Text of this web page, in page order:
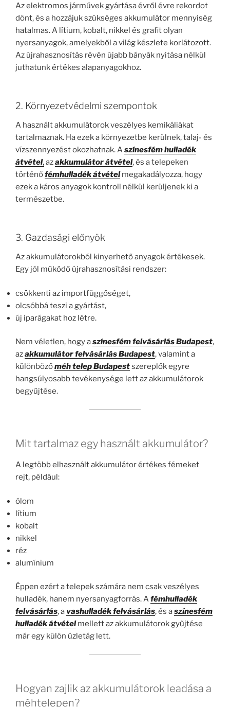
Az elektromos járművek gyártása évről évre rekordot
dönt, és a hozzájuk szükséges akkumulátor mennyiség
hatalmas. A lítium, kobalt, nikkel és grafit olyan
nyersanyagok, amelyekből a világ készlete korlátozott.
Az újrahasznosítás révén újabb bányák nyitása nélkül
juthatunk értékes alapanyagokhoz.
2. Környezetvédelmi szempontok
A használt akkumulátorok veszélyes kemikáliákat
tartalmaznak. Ha ezek a környezetbe kerülnek, talaj- és
vízszennyezést okozhatnak. Aszínesfém hulladék
átvétel,azakkumulátor átvétel, és a telepeken
történőfémhulladék átvételmegakadályozza, hogy
ezek a káros anyagok kontroll nélkül kerüljenek ki a
természetbe.
3. Gazdasági előnyök
Az akkumulátorokból kinyerhető anyagok értékesek.
Egy jól működő újrahasznosítási rendszer:
csökkenti az importfüggőséget,
olcsóbbá teszi a gyártást,
új iparágakat hoz létre.
Nem véletlen, hogy aszínesfém felvásárlás Budapest,
azakkumulátor felvásárlás Budapest, valamint a
különbözőméh telep Budapestszereplők egyre
hangsúlyosabb tevékenysége lett az akkumulátorok
begyűjtése.
Mit tartalmaz egy használt akkumulátor?
A legtöbb elhasznált akkumulátor értékes fémeket
rejt, például:
ólom
lítium
kobalt
nikkel
réz
alumínium
Éppen ezért a telepek számára nem csak veszélyes
hulladék, hanem nyersanyagforrás. Afémhulladék
felvásárlás, avashulladék felvásárlás, és aszínesfém
hulladék átvételmellett az akkumulátorok gyűjtése
már egy külön üzletág lett.
Hogyan zajlik az akkumulátorok leadása a
méhtelepen?